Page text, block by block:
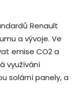
Renault
a vývoje. Ve
emise CO2 a
využívání
solární panely, a